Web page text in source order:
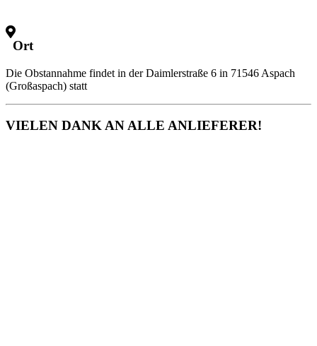
Ort
Die Obstannahme findet in der Daimlerstraße 6 in 71546 Aspach
(Großaspach) statt
VIELEN DANK AN ALLE ANLIEFERER!